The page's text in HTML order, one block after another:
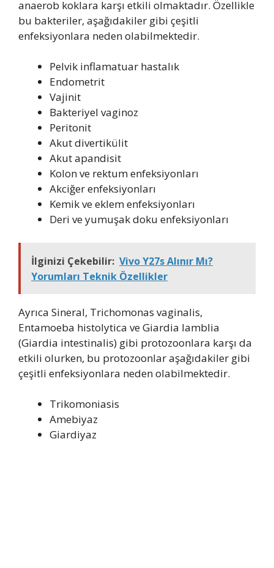
anaerob koklara karşı etkili olmaktadır. Özellikle
bu bakteriler, aşağıdakiler gibi çeşitli
enfeksiyonlara neden olabilmektedir.
Pelvik inflamatuar hastalık
Endometrit
Vajinit
Bakteriyel vaginoz
Peritonit
Akut divertikülit
Akut apandisit
Kolon ve rektum enfeksiyonları
Akciğer enfeksiyonları
Kemik ve eklem enfeksiyonları
Deri ve yumuşak doku enfeksiyonları
İlginizi Çekebilir: Vivo Y27s Alınır Mı?
Yorumları Teknik Özellikler
Ayrıca Sineral, Trichomonas vaginalis,
Entamoeba histolytica ve Giardia lamblia
(Giardia intestinalis) gibi protozoonlara karşı da
etkili olurken, bu protozoonlar aşağıdakiler gibi
çeşitli enfeksiyonlara neden olabilmektedir.
Trikomoniasis
Amebiyaz
Giardiyaz